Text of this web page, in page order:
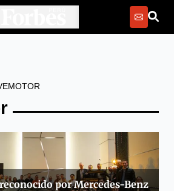
por Mercedes-Benz